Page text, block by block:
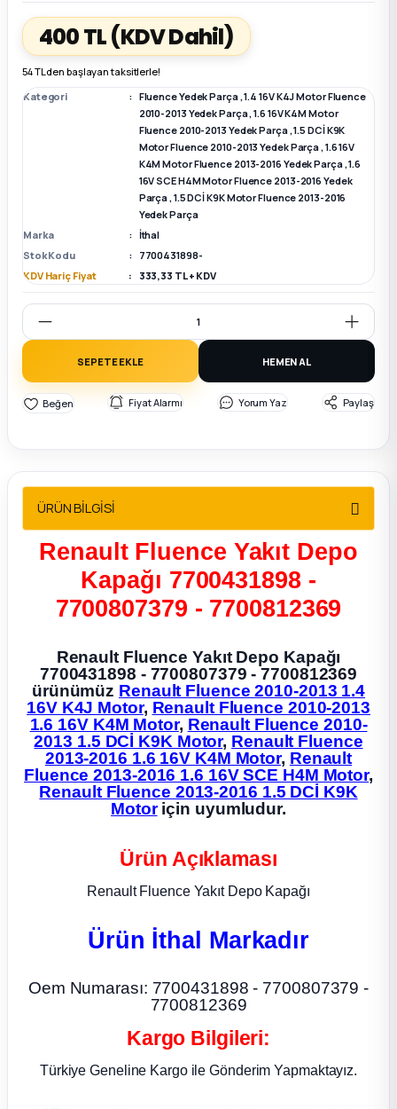
Parça
Megane E-TECH Yedek Parça
Sedan
Parça
Parça400 TL(KDV Dahil)
54 TL den başlayan taksitlerle!
Kategori
Fluence Yedek Parça,1.4 16V K4J Motor Fluence
2010-2013 Yedek Parça,1.6 16V K4M Motor
Fluence 2010-2013 Yedek Parça,1.5 DCİ K9K
Motor Fluence 2010-2013 Yedek Parça,1.6 16V
K4M Motor Fluence 2013-2016 Yedek Parça,1.6
16V SCE H4M Motor Fluence 2013-2016 Yedek
Parça,1.5 DCİ K9K Motor Fluence 2013-2016
Yedek Parça
Marka
İthal
Stok Kodu
7700431898-
KDV Hariç Fiyat
333,33 TL + KDV
SEPETE EKLE HEMEN AL
Fiyat Alarmı Yorum Yaz Paylaş
ÜRÜN BİLGİSİ
Renault Fluence Yakıt Depo
Kapağı 7700431898 -
7700807379 - 7700812369
Renault Fluence Yakıt Depo Kapağı
7700431898 - 7700807379 - 7700812369
ürünümüz Renault Fluence 2010-2013 1.4
16V K4J Motor, Renault Fluence 2010-2013
1.6 16V K4M Motor, Renault Fluence 2010-
2013 1.5 DCİ K9K Motor, Renault Fluence
2013-2016 1.6 16V K4M Motor, Renault
Fluence 2013-2016 1.6 16V SCE H4M Motor,
Renault Fluence 2013-2016 1.5 DCİ K9K
Motoriçin uyumludur.
Ürün Açıklaması
Renault Fluence Yakıt Depo Kapağı
Ürün İthal Markadır
Oem Numarası: 7700431898 - 7700807379 -
7700812369
Kargo Bilgileri:
Türkiye Geneline Kargo ile Gönderim Yapmaktayız.